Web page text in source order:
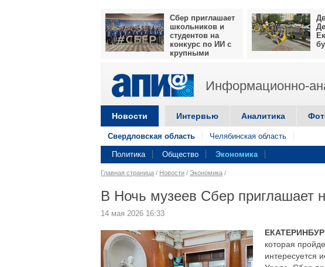
Сбер приглашает
школьников и
студентов на
конкурс по ИИ с
крупными
Информационно-
Новости Интервью Аналитика
Свердловская область Челябинская область
Политика Общество Экономика
Главная страница / Новости / Экономика /
В Ночь музеев Сбер приглашает
14 мая 2026 16:33
которая
интересуется